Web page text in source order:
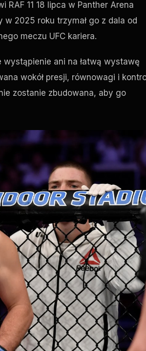
RAF 11 18 lipca w Panther Arena
2025 roku trzymał go z dala od
meczu UFC kariera.
ani na łatwą wystawę
wokół presji, równowagi i
zostanie zbudowana, aby go